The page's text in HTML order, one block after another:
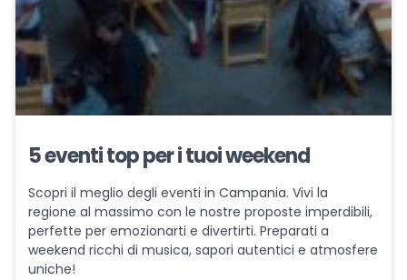
5 eventi top per i tuoi weekend
Scopri il meglio degli eventi in Campania. Vivi la
regione al massimo con le nostre proposte imperdibili,
perfette per emozionarti e divertirti. Preparati a
weekend ricchi di musica, sapori autentici e atmosfere
uniche!